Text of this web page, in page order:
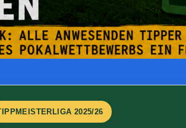
2025/26